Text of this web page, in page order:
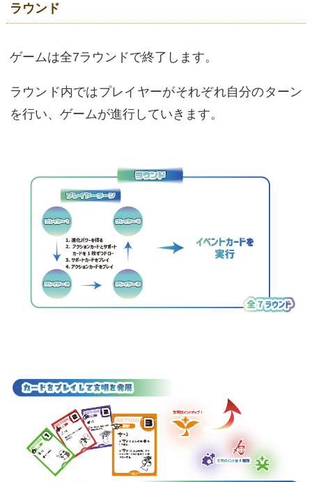
ラウンド
ゲームは全7ラウンドで終了します。
ラウンド内ではプレイヤーがそれぞれ自分のターン
を行い、ゲームが進行していきます。